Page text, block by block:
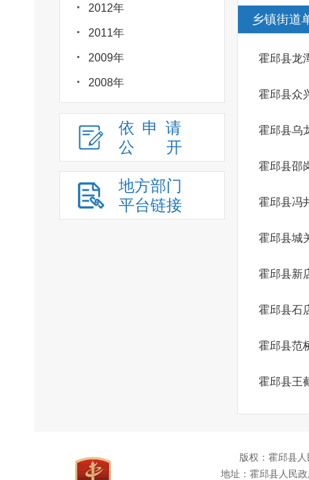
2012年
2011年
2009年
2008年
依申请
公
开
地方部门
平台链接
乡镇街道
霍邱县龙
霍邱县众
霍邱县乌
霍邱县邵
霍邱县冯
霍邱县城
霍邱县新
霍邱县石
霍邱县范
霍邱县王
版权：霍邱县
地址：霍邱县人民